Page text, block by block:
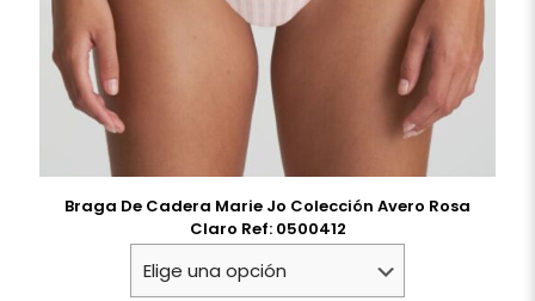
Braga De Cadera Marie Jo Colección Avero Rosa
Claro Ref: 0500412